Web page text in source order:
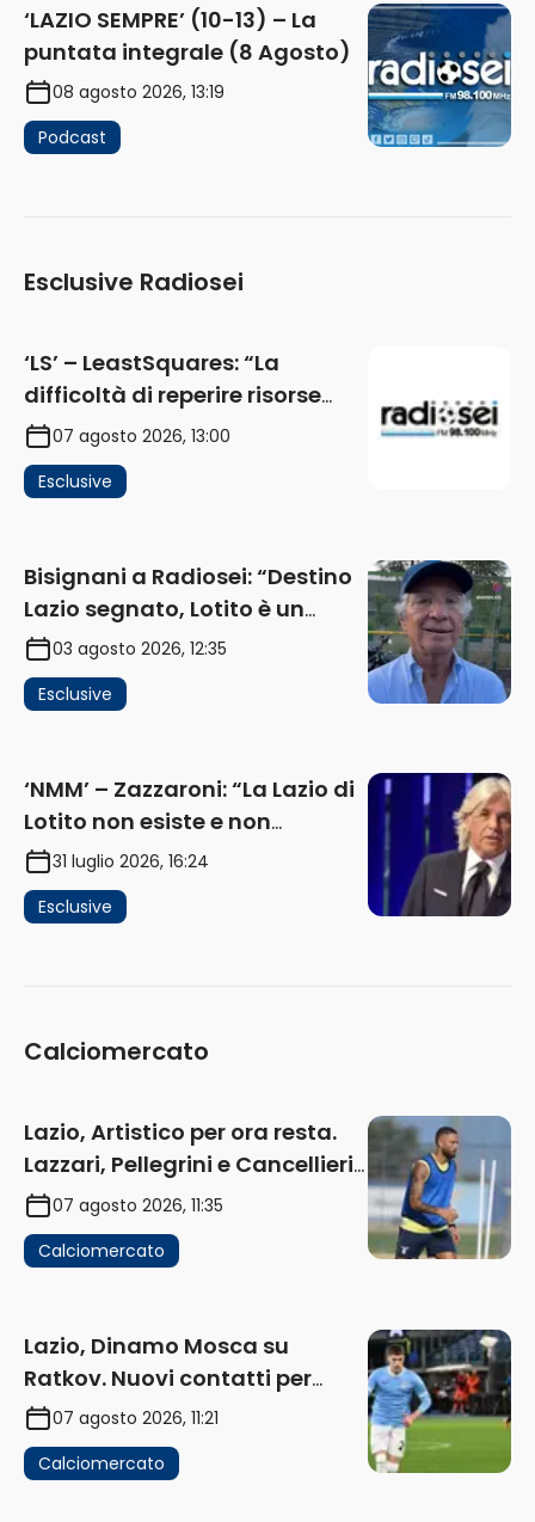
‘LAZIO SEMPRE’ (10-13) – La
puntata integrale (8 Agosto)
08 agosto 2026, 13:19
Podcast
Esclusive Radiosei
‘LS’ – LeastSquares: “La
difficoltà di reperire risorse
impatta sul mercato. Senza
investimenti non arrivano i
ricavi” (AUDIO)
07 agosto 2026, 13:00
Esclusive
Bisignani a Radiosei: “Destino
Lazio segnato, Lotito è un
problema, la chiave sono
Flaminio e politica. La protesta
e gli interessi dei fondi”
03 agosto 2026, 12:35
Esclusive
‘NMM’ – Zazzaroni: “La Lazio di
Lotito non esiste e non
funziona più. E’ ora di lasciare,
ma lui non ascolta. Pignataro?
Ho verificato…” (AUDIO)
31 luglio 2026, 16:24
Esclusive
Calciomercato
Lazio, Artistico per ora resta.
Lazzari, Pellegrini e Cancellieri
in uscita
07 agosto 2026, 11:35
Calciomercato
Lazio, Dinamo Mosca su
Ratkov. Nuovi contatti per
Pinamonti
07 agosto 2026, 11:21
Calciomercato